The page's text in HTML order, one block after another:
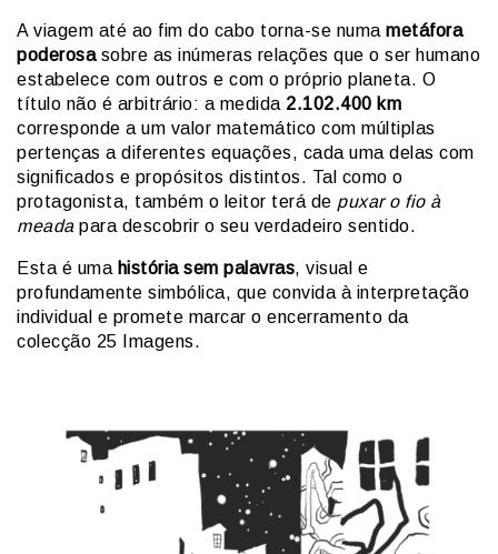
A viagem até ao fim do cabo torna-se numa metáfora
poderosasobre as inúmeras relações que o ser humano
estabelece com outros e com o próprio planeta. O
título não é arbitrário: a medida 2.102.400 km
corresponde a um valor matemático com múltiplas
pertenças a diferentes equações, cada uma delas com
significados e propósitos distintos. Tal como o
protagonista, também o leitor terá de puxar o fio à
meadapara descobrir o seu verdadeiro sentido.
Esta é uma história sem palavras, visual e
profundamente simbólica, que convida à interpretação
individual e promete marcar o encerramento da
colecção 25 Imagens.